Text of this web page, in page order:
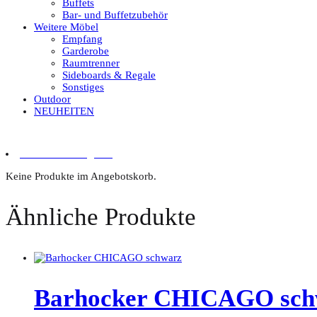
Buffets
Bar- und Buffetzubehör
Weitere Möbel
Empfang
Garderobe
Raumtrenner
Sideboards & Regale
Sonstiges
Outdoor
NEUHEITEN
Keine Produkte im Angebotskorb.
Ähnliche Produkte
Barhocker CHICAGO